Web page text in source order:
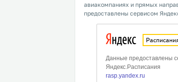
авиакомпаниях и прямых
предоставлены сервисом